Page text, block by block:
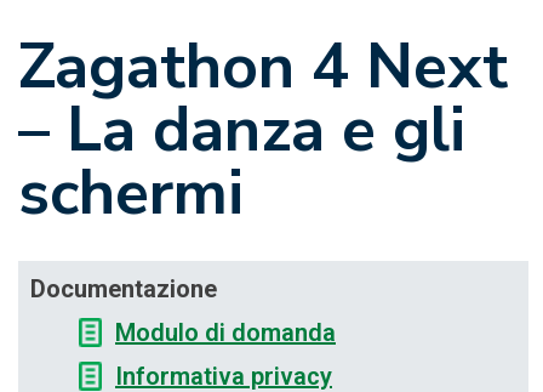
Zagathon 4 Next
– La danza e gli
schermi
Documentazione
Modulo di domanda
Informativa privacy